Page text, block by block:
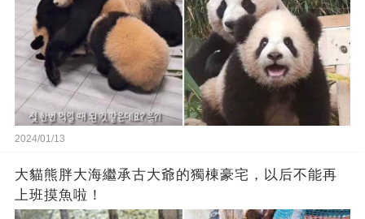
2024/01/13
大貓熊胖大海繼承古大爺的獨棟豪宅，以后不能再
上班摸魚啦！